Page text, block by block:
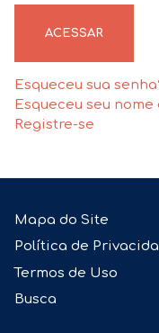
ACESSAR
Esqueceu sua
Esqueceu seu
Registre-se
Mapa do Site
Política de
Termos de Uso
Busca